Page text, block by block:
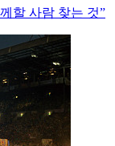
할 사람 찾는 것”